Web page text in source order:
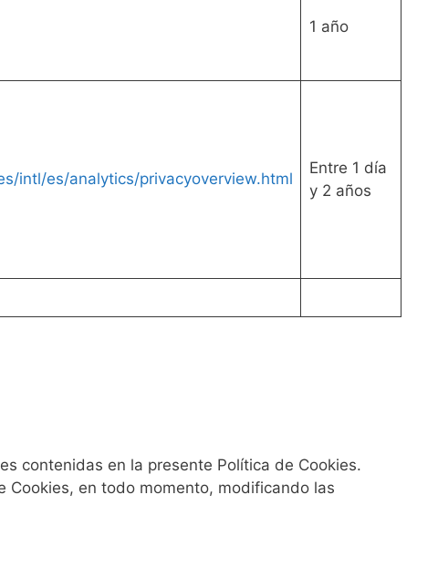
1 año
intl/es/analytics/privacyoverview.html
Entre 1 día
y 2 años
contenidas en la presente Política de Cookies.
Cookies, en todo momento, modificando las